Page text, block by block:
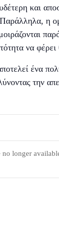
και
η
να
ένα
no longer